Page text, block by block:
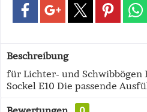
Beschreibung
für Lichter- und Schwibbögen
Sockel E10 Die passende